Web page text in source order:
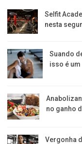
Selfit
nesta
Suando
isso é um
no ganho
Vergonha